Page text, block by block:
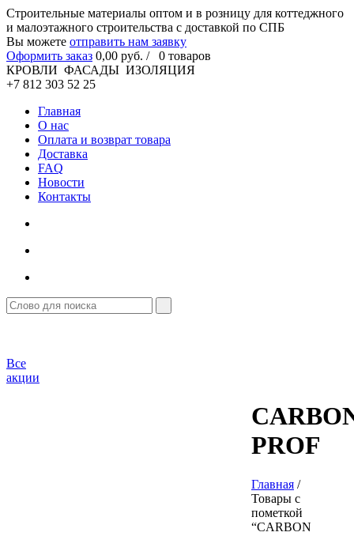
Cтроительные материалы оптом и в розницу для коттеджного
и малоэтажного строительства с доставкой по СПБ
Вы можете отправить нам заявку
Оформить заказ 0,00 руб. / 0 товаров
КРОВЛИ ФАСАДЫ ИЗОЛЯЦИЯ
+7 812 303 52 25
Главная
О нас
Оплата и возврат товара
Доставка
FAQ
Новости
Контакты
Все
акции
PROF
Главная /
Товары с
пометкой
“CARBON